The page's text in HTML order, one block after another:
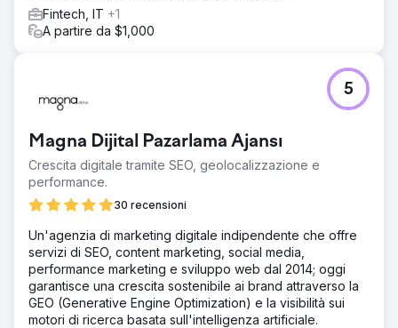
Fintech, IT +1
A partire da $1,000
Magna Dijital Pazarlama Ajansı
Crescita digitale tramite SEO, geolocalizzazione e
performance.
30 recensioni
5
Un'agenzia di marketing digitale indipendente che offre
servizi di SEO, content marketing, social media,
performance marketing e sviluppo web dal 2014; oggi
garantisce una crescita sostenibile ai brand attraverso la
GEO (Generative Engine Optimization) e la visibilità sui
motori di ricerca basata sull'intelligenza artificiale.